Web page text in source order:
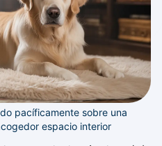
pacíficamente sobre una
espacio interior